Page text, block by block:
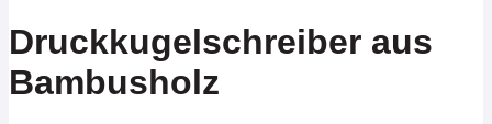
Druckkugelschreiber aus
Bambusholz